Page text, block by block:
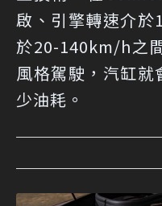
啟、引擎轉速介
於20-140km/h之
風格駕駛，汽缸
少油耗。